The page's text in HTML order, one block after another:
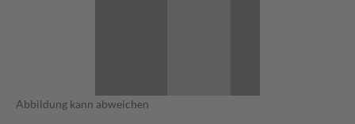
Abbildung kann abweichen